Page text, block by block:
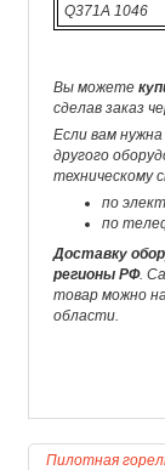
Q371A 1046
Вы можете
сделав заказ
Если вам
другого
техническому
по
по
Доставку
регионы РФ.
товар можно
области.
Пилотная